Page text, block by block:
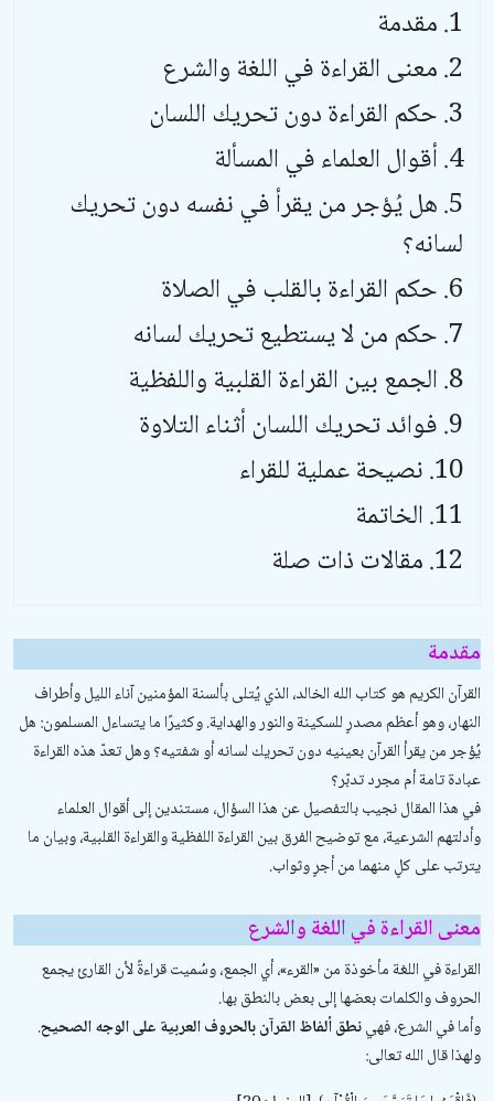
مقدمة
معنى القراءة في اللغة والشرع
حكم القراءة دون تحريك اللسان
أقوال العلماء في المسألة
هل يُؤجر من يقرأ في نفسه دون تحريك
لسانه؟
حكم القراءة بالقلب في الصلاة
حكم من لا يستطيع تحريك لسانه
الجمع بين القراءة القلبية واللفظية
فوائد تحريك اللسان أثناء التلاوة
نصيحة عملية للقراء
الخاتمة
مقالات ذات صلة
مقدمة
القرآن الكريم هو كتاب الله الخالد، الذي يُتلى بألسنة المؤمنين آناء الليل وأطراف
النهار، وهو أعظم مصدرٍ للسكينة والنور والهداية. وكثيرًا ما يتساءل المسلمون:هل
يُؤجر من يقرأ القرآن بعينيه دون تحريك لسانه أو شفتيه؟ وهل تعدّ هذه القراءة
عبادة تامة أم مجرد تدبّر؟
في هذا المقال نجيب بالتفصيل عن هذا السؤال، مستندين إلى أقوال العلماء
وأدلتهم الشرعية، مع توضيح الفرق بين القراءة اللفظية والقراءة القلبية، وبيان ما
يترتب على كلٍ منهما من أجرٍ وثواب.
معنى القراءة في اللغة والشرع
القراءة في اللغة مأخوذة من «القرء»، أي الجمع، وسُميت قراءةً لأن القارئ يجمع
الحروف والكلمات بعضها إلى بعض بالنطق بها.
وأما في الشرع، فهينطق ألفاظ القرآن بالحروف العربية على الوجه الصحيح.
ولهذا قال الله تعالى: